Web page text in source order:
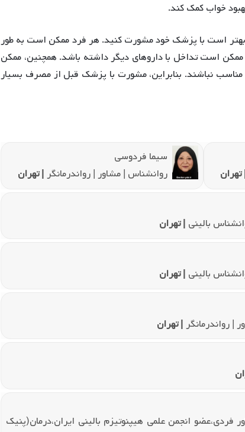
خواب کمک کند.
بهتر است با پزشک خود مشورت کنید. هر فرد ممکن است به طور
است تداخل با داروهای دیگر داشته باشد. همچنین، ممکن
نباشند. بنابراین، مشورت با پزشک قبل از مصرف بسیار
تهران
سیما فردوسی
روانشناس | مشاور | رواندرمانگر| تهران
بالینی | تهران
بالینی | تهران
رواندرمانگر| تهران
فردی،عضو انجمن علمی هیپنوتیزم بالینی ایران،درمان(پنیک